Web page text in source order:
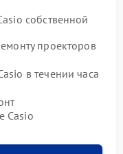
собственной
проекторов
в течении часа
Casio